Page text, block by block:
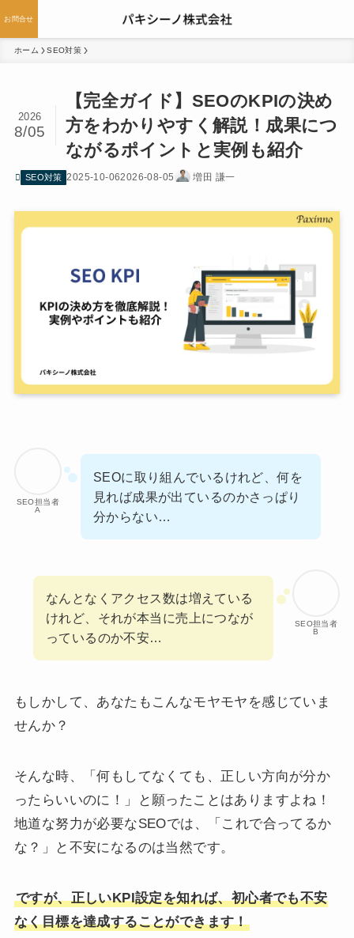
お問合せ
ホーム SEO対策
【完全ガイド】SEOのKPIの決め
方をわかりやすく解説！成果につ
ながるポイントと実例も紹介
2026
8/05
SEO対策 2025-10-062026-08-05 増田 謙一
SEO担当者
A
SEOに取り組んでいるけれど、何を
見れば成果が出ているのかさっぱり
分からない…
SEO担当者
B
なんとなくアクセス数は増えている
けれど、それが本当に売上につなが
っているのか不安…
もしかして、あなたもこんなモヤモヤを感じていま
せんか？
そんな時、「何もしてなくても、正しい方向が分か
ったらいいのに！」と願ったことはありますよね！
地道な努力が必要なSEOでは、「これで合ってるか
な？」と不安になるのは当然です。
ですが、正しいKPI設定を知れば、初心者でも不安
なく目標を達成することができます！